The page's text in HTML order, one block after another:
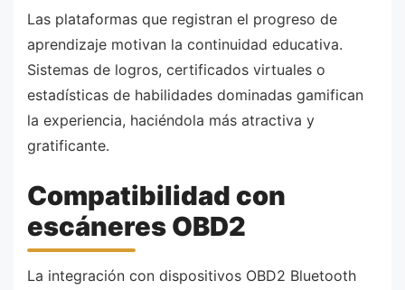
Las plataformas que registran el progreso de
aprendizaje motivan la continuidad educativa.
Sistemas de logros, certificados virtuales o
estadísticas de habilidades dominadas gamifican
la experiencia, haciéndola más atractiva y
gratificante.
Compatibilidad con
escáneres OBD2
La integración con dispositivos OBD2 Bluetooth